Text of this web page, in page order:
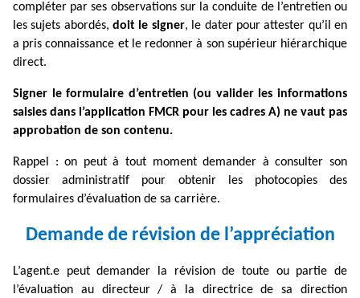
compléter par ses observations sur la conduite de l’entretien ou
les sujets abordés,doit le signer, le dater pour attester qu’il en
a pris connaissance et le redonner à son supérieur hiérarchique
direct.
Signer le formulaire d’entretien (ou valider les informations
saisies dans l’application FMCR pour les cadres A) ne vaut pas
approbation de son contenu.
Rappel : on peut à tout moment demander à consulter son
dossier administratif pour obtenir les photocopies des
formulaires d’évaluation de sa carrière.
Demande de révision de l’appréciation
L’agent.e peut demander la révision de toute ou partie de
l’évaluation au directeur / à la directrice de sa direction